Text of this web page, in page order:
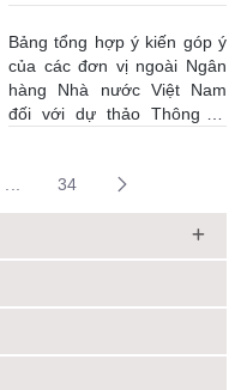
Bảng tổng hợp ý kiến góp ý
của các đơn vị ngoài Ngân
hàng Nhà nước Việt Nam
đối với dự thảo Thông tư
định về chế độ báo cáo định
kỳ NHNN Việt Nam
Trang trung gian Use TAB
34